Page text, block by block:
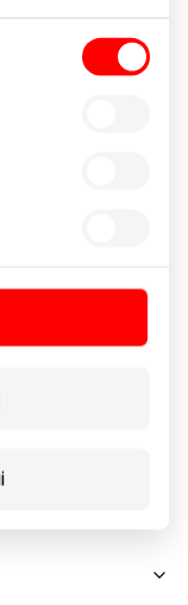
Bet
procedūrai –
vonelėje. Dėl
su valikliu
įsigijo ne